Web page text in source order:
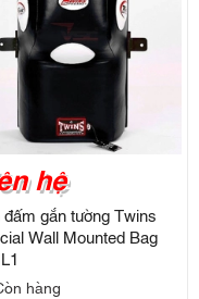
hệ
đấm gắn tường Twins
Wall Mounted Bag
hàng